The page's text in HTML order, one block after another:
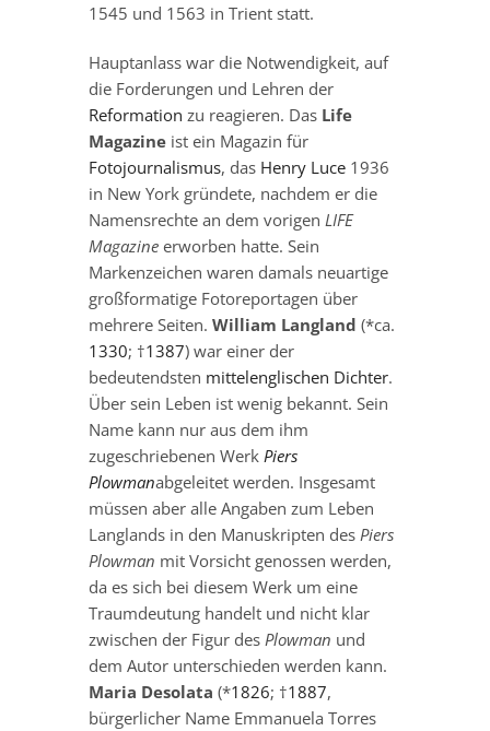
1545 und 1563 in Trient statt.
Hauptanlass war die Notwendigkeit, auf
die Forderungen und Lehren der
Reformation zu reagieren. Das Life
Magazineist ein Magazin für
Fotojournalismus, das Henry Luce1936
in New York gründete, nachdem er die
Namensrechte an dem vorigen LIFE
Magazineerworben hatte. Sein
Markenzeichen waren damals neuartige
großformatige Fotoreportagen über
mehrere Seiten. William Langland (*ca.
1330; †1387) war einer der
bedeutendsten mittelenglischen Dichter.
Über sein Leben ist wenig bekannt. Sein
Name kann nur aus dem ihm
zugeschriebenen Werk Piers
Plowmanabgeleitet werden. Insgesamt
müssen aber alle Angaben zum Leben
Langlands in den Manuskripten des Piers
Plowman mit Vorsicht genossen werden,
da es sich bei diesem Werk um eine
Traumdeutung handelt und nicht klar
zwischen der Figur des Plowman und
dem Autor unterschieden werden kann.
Maria Desolata (*1826; †1887,
bürgerlicher Name Emmanuela Torres